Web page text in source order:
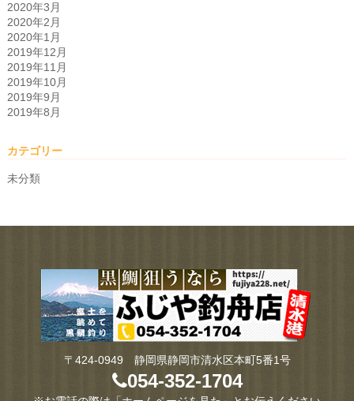
2020年3月
2020年2月
2020年1月
2019年12月
2019年11月
2019年10月
2019年9月
2019年8月
カテゴリー
未分類
〒424-0949 静岡県静岡市清水区本町5番1号
054-352-1704